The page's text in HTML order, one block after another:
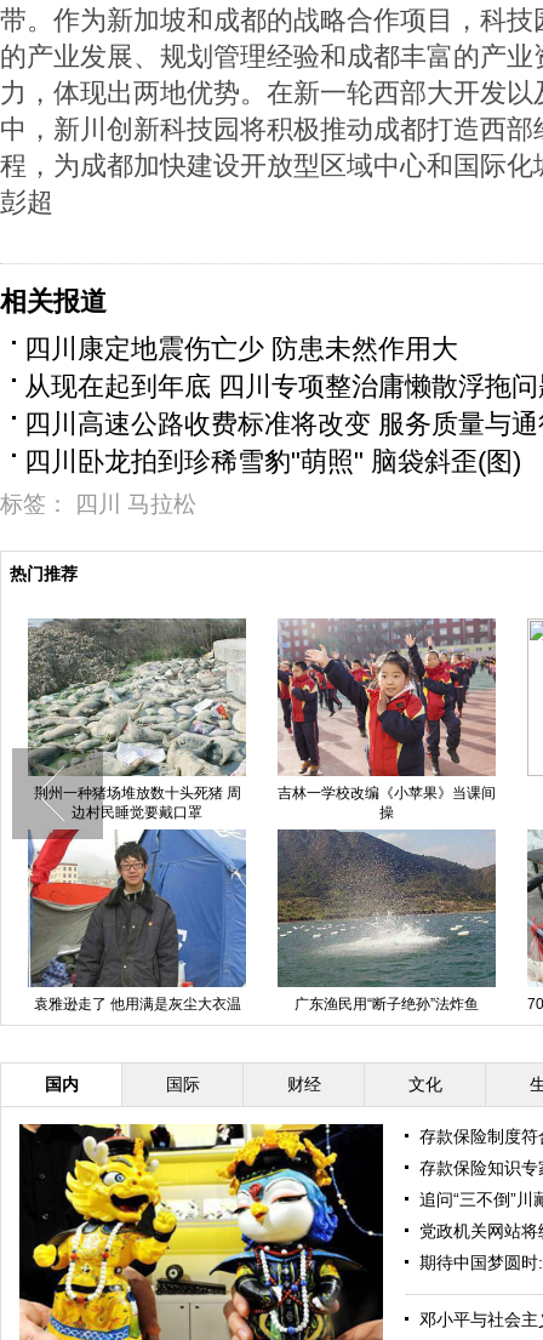
带。作为新加坡和成都的战略合作项目，科
的产业发展、规划管理经验和成都丰富的产
力，体现出两地优势。在新一轮西部大开发
中，新川创新科技园将积极推动成都打造西
程，为成都加快建设开放型区域中心和国际
彭超
相关报道
四川康定地震伤亡少 防患未然作用大
从现在起到年底 四川专项整治庸懒散浮拖
四川高速公路收费标准将改变 服务质量与
四川卧龙拍到珍稀雪豹"萌照" 脑袋斜歪(图)
标签： 四川 马拉松
热门推荐
荆州一种猪场堆放数十头死猪 周
边村民睡觉要戴口罩
吉林一学校改编《小苹果》当课间
操
袁雅逊走了 他用满是灰尘大衣温
暖康定草原
广东渔民用“断子绝孙”法炸鱼
国内 国际 财经 文化
存款保险制度符
存款保险知识专
追问“三不倒”川
党政机关网站
期待中国梦圆
邓小平与社会主